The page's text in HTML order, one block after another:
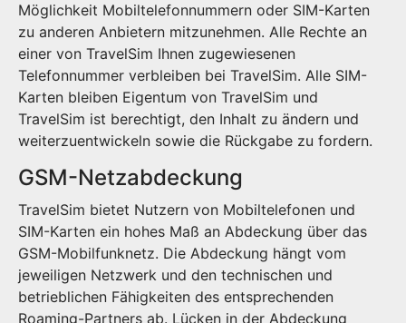
Möglichkeit Mobiltelefonnummern oder SIM-Karten
zu anderen Anbietern mitzunehmen. Alle Rechte an
einer von TravelSim Ihnen zugewiesenen
Telefonnummer verbleiben bei TravelSim. Alle SIM-
Karten bleiben Eigentum von TravelSim und
TravelSim ist berechtigt, den Inhalt zu ändern und
weiterzuentwickeln sowie die Rückgabe zu fordern.
GSM-Netzabdeckung
TravelSim bietet Nutzern von Mobiltelefonen und
SIM-Karten ein hohes Maß an Abdeckung über das
GSM-Mobilfunknetz. Die Abdeckung hängt vom
jeweiligen Netzwerk und den technischen und
betrieblichen Fähigkeiten des entsprechenden
Roaming-Partners ab. Lücken in der Abdeckung